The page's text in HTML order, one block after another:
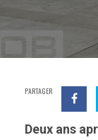
PARTAGER
Deux ans